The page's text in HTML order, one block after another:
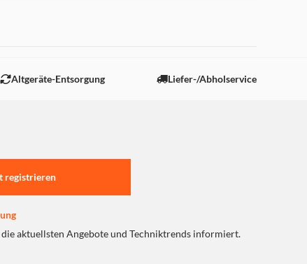
Altgeräte-Entsorgung Liefer-/Abholservice
registrieren
die aktuellsten Angebote und Techniktrends informiert.